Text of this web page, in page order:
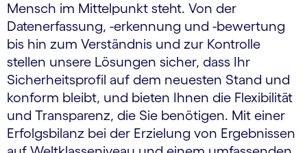
Mensch im Mittelpunkt steht. Von der
Datenerfassung, -erkennung und -bewertung
bis hin zum Verständnis und zur Kontrolle
stellen unsere Lösungen sicher, dass Ihr
Sicherheitsprofil auf dem neuesten Stand und
konform bleibt, und bieten Ihnen die Flexibilität
und Transparenz, die Sie benötigen. Mit einer
Erfolgsbilanz bei der Erzielung von Ergebnissen